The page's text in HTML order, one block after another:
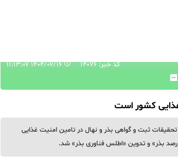
کد خبر: 14076 ۱۴۰۴/۰۷/۱۶ ۱۱:۱۳:۰۷
کشور است
ثبت و گواهی بذر و نهال در تامین امنیت غذایی
رصد بذر» و تدوین «اطلس فناوری بذر» شد.